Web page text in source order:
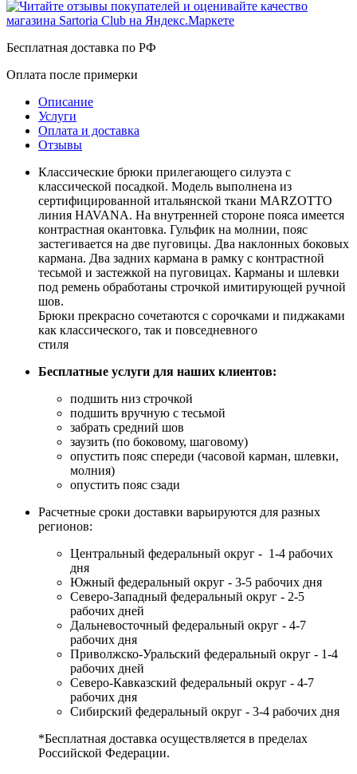
Бесплатная доставка по РФ
Оплата после примерки
Описание
Услуги
Оплата и доставка
Отзывы
Классические брюки прилегающего силуэта с
классической посадкой. Модель выполнена из
сертифицированной итальянской ткани MARZOTTO
линия HAVANA. На внутренней стороне пояса имеется
контрастная окантовка. Гульфик на молнии, пояс
застегивается на две пуговицы. Два наклонных боковых
кармана. Два задних кармана в рамку с контрастной
тесьмой и застежкой на пуговицах. Карманы и шлевки
под ремень обработаны строчкой имитирующей ручной
шов.
Брюки прекрасно сочетаются с сорочками и пиджаками
как классического, так и повседневного
стиля
Бесплатные услуги для наших клиентов:
подшить низ строчкой
подшить вручную с тесьмой
забрать средний шов
заузить (по боковому, шаговому)
опустить пояс спереди (часовой карман, шлевки,
молния)
опустить пояс сзади
Расчетные сроки доставки варьируются для разных
регионов:
Центральный федеральный округ - 1-4 рабочих
дня
Южный федеральный округ - 3-5 рабочих дня
Северо-Западный федеральный округ - 2-5
рабочих дней
Дальневосточный федеральный округ - 4-7
рабочих дня
Приволжско-Уральский федеральный округ - 1-4
рабочих дней
Северо-Кавказский федеральный округ - 4-7
рабочих дня
Сибирский федеральный округ - 3-4 рабочих дня
*Бесплатная доставка осуществляется в пределах
Российской Федерации.